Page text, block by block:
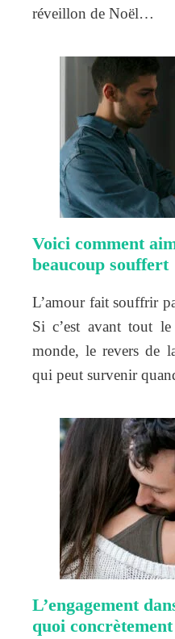
réveillon de Noël…
Voici comment
beaucoup souffert
L’amour fait souffrir
Si c’est avant tout
monde, le revers de
qui peut survenir
L’engagement
quoi